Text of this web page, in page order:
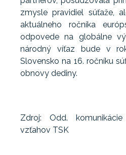
zmysle pravidiel súťaže,
aktuálneho ročníka
odpovede na globálne
národný víťaz bude v
Slovensko na 16. ročníku
obnovy dediny.
Zdroj: Odd.
vzťahov TSK